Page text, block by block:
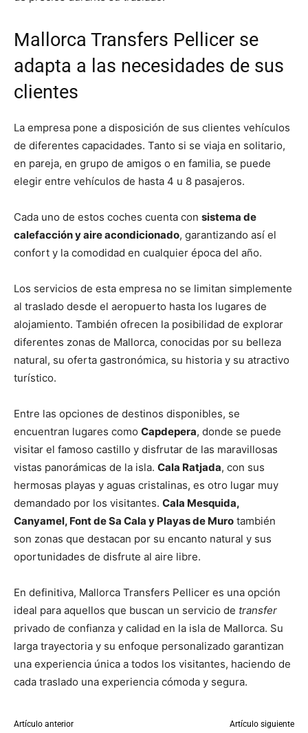
Mallorca Transfers Pellicer se
adapta a las necesidades de sus
clientes
La empresa pone a disposición de sus clientes vehículos
de diferentes capacidades. Tanto si se viaja en solitario,
en pareja, en grupo de amigos o en familia, se puede
elegir entre vehículos de hasta 4 u 8 pasajeros.
Cada uno de estos coches cuenta con sistema de
calefacción y aire acondicionado, garantizando así el
confort y la comodidad en cualquier época del año.
Los servicios de esta empresa no se limitan simplemente
al traslado desde el aeropuerto hasta los lugares de
alojamiento. También ofrecen la posibilidad de explorar
diferentes zonas de Mallorca, conocidas por su belleza
natural, su oferta gastronómica, su historia y su atractivo
turístico.
Entre las opciones de destinos disponibles, se
encuentran lugares como Capdepera, donde se puede
visitar el famoso castillo y disfrutar de las maravillosas
vistas panorámicas de la isla. Cala Ratjada, con sus
hermosas playas y aguas cristalinas, es otro lugar muy
demandado por los visitantes. Cala Mesquida,
Canyamel, Font de Sa Cala y Playas de Muro también
son zonas que destacan por su encanto natural y sus
oportunidades de disfrute al aire libre.
En definitiva, Mallorca Transfers Pellicer es una opción
ideal para aquellos que buscan un servicio de transfer
privado de confianza y calidad en la isla de Mallorca. Su
larga trayectoria y su enfoque personalizado garantizan
una experiencia única a todos los visitantes, haciendo de
cada traslado una experiencia cómoda y segura.
Artículo anterior Artículo siguiente